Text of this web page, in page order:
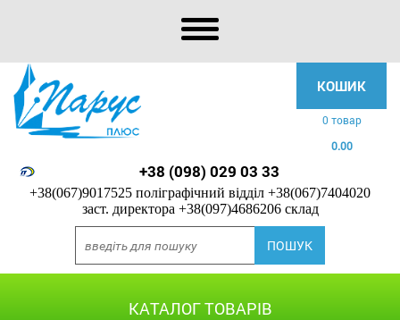
КОШИК
0 товар
0.00
+38 (098) 029 03 33
+38(067)9017525 поліграфічний відділ +38(067)7404020
заст. директора +38(097)4686206 склад
КАТАЛОГ ТОВАРІВ